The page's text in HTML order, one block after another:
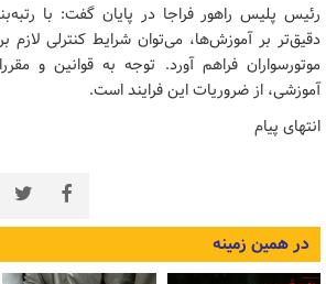
رئیس پلیس راهور فراجا در پایان گفت: با
دقیق‌تر بر آموزش‌ها، می‌توان شرایط کنترلی لازم
موتورسواران فراهم آورد. توجه به قوانین و
آموزشی، از ضروریات این فرایند است.
انتهای پیام
در همین زمینه